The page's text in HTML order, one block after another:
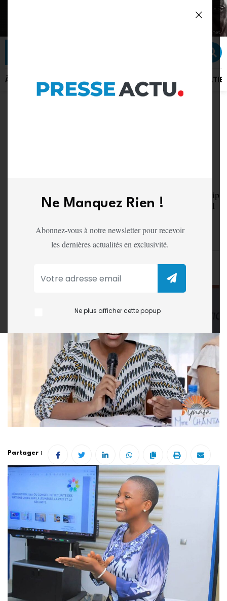
Ne Manquez Rien !
Abonnez-vous à notre newsletter pour recevoir
les dernières actualités en exclusivité.
Ne plus afficher cette popup
À LA UNE ACTUALITÉ POLITIQUE DIPLOMATIE
Parcours professionnelTitulaire d’un master en leadership
et en gestion des ressources humaines, Madame Chantal
est également CEO de l’ASBL UWEMA et Directrice
Générale du Centre Elikya ya Mboka (CFEM).
Partager :